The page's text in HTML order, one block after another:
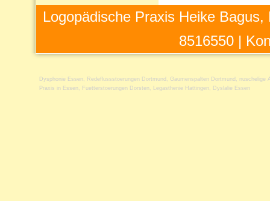
Logopädische Praxis Heike
8516550 |
Dysphonie Essen , Redeflussstoerungen Dortmund , Gaumenspalten Dortmund , nuschelige
Praxis in Essen , Fuetterstoerungen Dorsten , Legasthenie Hattingen , Dyslalie Essen